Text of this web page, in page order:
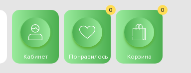
Кабинет Понравилось
0
Корзина
0